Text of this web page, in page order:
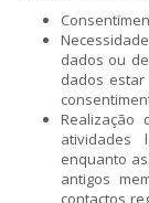
dados ou
dados
atividades
enquanto
antigos
contactos